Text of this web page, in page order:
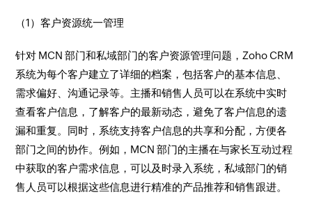
（1）客户资源统一管理​
针对 MCN 部门和私域部门的客户资源管理问题，Zoho CRM
系统为每个客户建立了详细的档案，包括客户的基本信息、
需求偏好、沟通记录等。主播和销售人员可以在系统中实时
查看客户信息，了解客户的最新动态，避免了客户信息的遗
漏和重复。同时，系统支持客户信息的共享和分配，方便各
部门之间的协作。例如，MCN 部门的主播在与家长互动过程
中获取的客户需求信息，可以及时录入系统，私域部门的销
售人员可以根据这些信息进行精准的产品推荐和销售跟进。​